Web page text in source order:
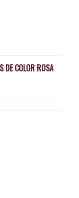
DE COLOR ROSA